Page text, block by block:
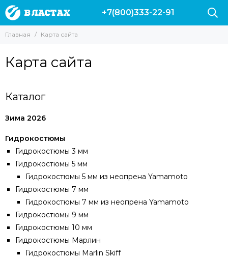
+7(800)333-22-91
Главная Карта сайта
Карта сайта
Каталог
Зима 2026
Гидрокостюмы
Гидрокостюмы 3 мм
Гидрокостюмы 5 мм
Гидрокостюмы 5 мм из неопрена Yamamoto
Гидрокостюмы 7 мм
Гидрокостюмы 7 мм из неопрена Yamamoto
Гидрокостюмы 9 мм
Гидрокостюмы 10 мм
Гидрокостюмы Марлин
Гидрокостюмы Marlin Skiff